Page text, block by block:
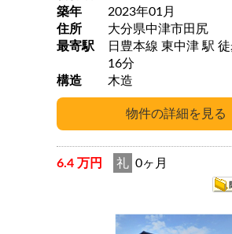
築年
2023年01月
住所
大分県中津市田尻
最寄駅
日豊本線 東中津 駅 徒歩
16分
構造
木造
6.4 万円 礼 0ヶ月